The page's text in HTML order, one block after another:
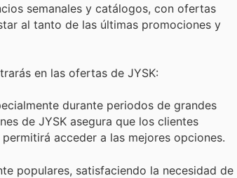
semanales y catálogos, con ofertas
al tanto de las últimas promociones y
en las ofertas de JYSK:
durante periodos de grandes
de JYSK asegura que los clientes
acceder a las mejores opciones.
populares, satisfaciendo la necesidad de